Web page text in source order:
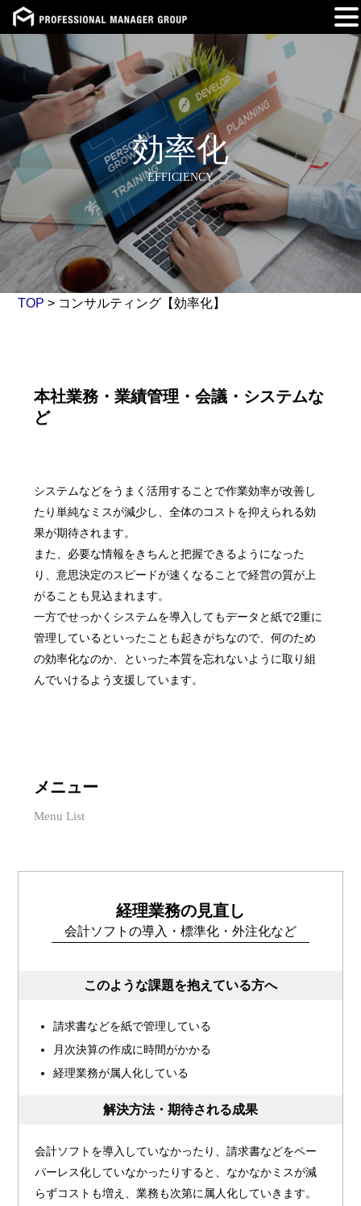
Skip
to
content
効率化
EFFICIENCY
TOP > コンサルティング【効率化】
本社業務・業績管理・会議・システムな
ど
システムなどをうまく活用することで作業効率が改善し
たり単純なミスが減少し、全体のコストを抑えられる効
果が期待されます。
また、必要な情報をきちんと把握できるようになった
り、意思決定のスピードが速くなることで経営の質が上
がることも見込まれます。
一方でせっかくシステムを導入してもデータと紙で2重に
管理しているといったことも起きがちなので、何のため
の効率化なのか、といった本質を忘れないように取り組
んでいけるよう支援しています。
メニュー
Menu List
経理業務の見直し
会計ソフトの導入・標準化・外注化など
このような課題を抱えている方へ
請求書などを紙で管理している
月次決算の作成に時間がかかる
経理業務が属人化している
解決方法・期待される成果
会計ソフトを導入していなかったり、請求書などをペー
パーレス化していなかったりすると、なかなかミスが減
らずコストも増え、業務も次第に属人化していきます。